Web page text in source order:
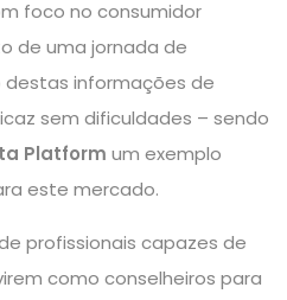
foco no consumidor
de uma jornada de
informações de
sem dificuldades – sendo
Platform um exemplo
este mercado.
profissionais capazes de
como conselheiros para